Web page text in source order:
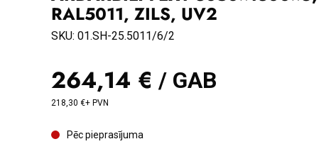
RAL5011, ZILS, UV2
SKU: 01.SH-25.5011/6/2
264,14 € / GAB
218,30 €+ PVN
Pēc pieprasījuma